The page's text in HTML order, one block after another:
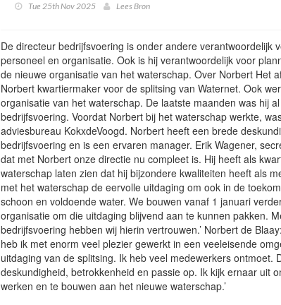
Tue 25th Nov 2025 Lees Bron
De directeur bedrijfsvoering is onder andere verantwoordelijk
personeel en organisatie. Ook is hij verantwoordelijk voor
de nieuwe organisatie van het waterschap. Over Norbert Het
Norbert kwartiermaker voor de splitsing van Waternet. Ook
organisatie van het waterschap. De laatste maanden was hij
bedrijfsvoering. Voordat Norbert bij het waterschap werkte,
adviesbureau KokxdeVoogd. Norbert heeft een brede
bedrijfsvoering en is een ervaren manager. Erik Wagener,
dat met Norbert onze directie nu compleet is. Hij heeft als
waterschap laten zien dat hij bijzondere kwaliteiten heeft als
met het waterschap de eervolle uitdaging om ook in de
schoon en voldoende water. We bouwen vanaf 1 januari
organisatie om die uitdaging blijvend aan te kunnen pakken.
bedrijfsvoering hebben wij hierin vertrouwen.’ Norbert de
heb ik met enorm veel plezier gewerkt in een veeleisende
uitdaging van de splitsing. Ik heb veel medewerkers ontmoet.
deskundigheid, betrokkenheid en passie op. Ik kijk ernaar uit
werken en te bouwen aan het nieuwe waterschap.’